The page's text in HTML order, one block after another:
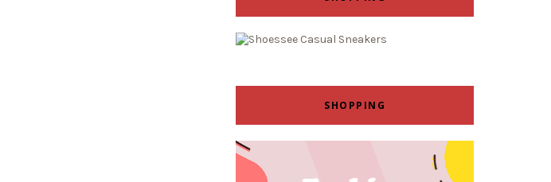
SHOPPING